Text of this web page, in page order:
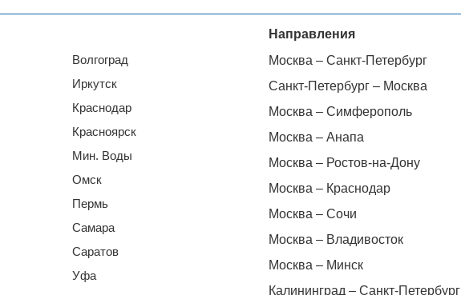
Волгоград
Иркутск
Краснодар
Красноярск
Мин. Воды
Омск
Пермь
Самара
Саратов
Уфа
Направления
Москва – Санкт-Петербург
Санкт-Петербург – Москва
Москва – Симферополь
Москва – Анапа
Москва – Ростов-на-Дону
Москва – Краснодар
Москва – Сочи
Москва – Владивосток
Москва – Минск
Калининград – Санкт-Петербург